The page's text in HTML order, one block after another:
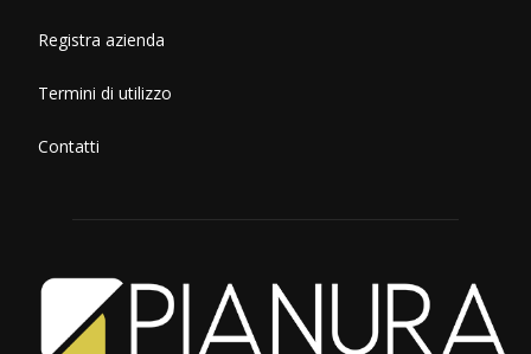
Registra azienda
Termini di utilizzo
Contatti